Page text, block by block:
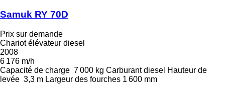
Samuk RY 70D
Prix sur demande
Chariot élévateur diesel
2008
6 176 m/h
Capacité de charge 7 000 kg Carburant diesel Hauteur de
levée 3,3 m Largeur des fourches 1 600 mm